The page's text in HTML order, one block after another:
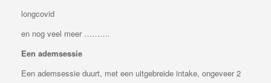
longcovid
en nog veel meer ……….
Een ademsessie
Een ademsessie duurt, met een uitgebreide intake, ongeveer 2